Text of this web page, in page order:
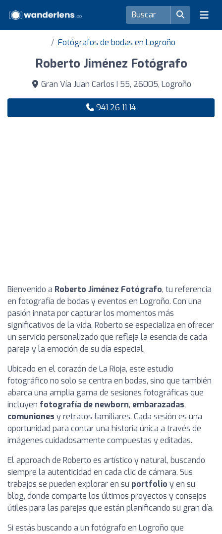
Fotógrafos de bodas en Logroño
Roberto Jiménez Fotógrafo
Gran Vía Juan Carlos I 55, 26005, Logroño
941 26 11 14
Bienvenido a Roberto Jiménez Fotógrafo, tu referencia
en fotografía de bodas y eventos en Logroño. Con una
pasión innata por capturar los momentos más
significativos de la vida, Roberto se especializa en ofrecer
un servicio personalizado que refleja la esencia de cada
pareja y la emoción de su día especial.
Ubicado en el corazón de La Rioja, este estudio
fotográfico no solo se centra en bodas, sino que también
abarca una amplia gama de sesiones fotográficas que
incluyen fotografía de newborn, embarazadas,
comuniones y retratos familiares. Cada sesión es una
oportunidad para contar una historia única a través de
imágenes cuidadosamente compuestas y editadas.
El approach de Roberto es artístico y natural, buscando
siempre la autenticidad en cada clic de cámara. Sus
trabajos se pueden explorar en su portfolio y en su
blog, donde comparte los últimos proyectos y consejos
útiles para las parejas que están planificando su gran día.
Si estás buscando a un fotógrafo en Logroño que